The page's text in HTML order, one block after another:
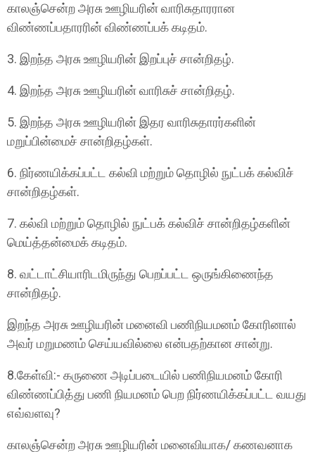
காலஞ்சென்ற அரசு ஊழியரின் வாரிசுதாரரான
விண்ணப்பதாரரின் விண்ணப்பக் கடிதம்.
3. இறந்த அரசு ஊழியரின் இறப்புச் சான்றிதழ்.
4. இறந்த அரசு ஊழியரின் வாரிசுச் சான்றிதழ்.
5. இறந்த அரசு ஊழியரின் இதர வாரிசுதாரர்களின்
மறுப்பின்மைச் சான்றிதழ்கள்.
6. நிர்ணயிக்கப்பட்ட கல்வி மற்றும் தொழில் நுட்பக் கல்விச்
சான்றிதழ்கள்.
7. கல்வி மற்றும் தொழில் நுட்பக் கல்விச் சான்றிதழ்களின்
மெய்த்தன்மைக் கடிதம்.
8. வட்டாட்சியாரிடமிருந்து பெறப்பட்ட ஒருங்கிணைந்த
சான்றிதழ்.
இறந்த அரசு ஊழியரின் மனைவி பணிநியமனம் கோரினால்
அவர் மறுமணம் செய்யவில்லை என்பதற்கான சான்று.
8.கேள்வி:- கருணை அடிப்படையில் பணிநியமனம் கோரி
விண்ணப்பித்து பணி நியமனம் பெற நிர்ணயிக்கப்பட்ட வயது
எவ்வளவு?
காலஞ்சென்ற அரசு ஊழியரின் மனைவியாக/ கணவனாக